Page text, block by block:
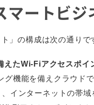
ートビジ
」の構成は次の通りで
たWi-Fiアクセスポイ
グ機能を備えクラウ
インターネットの帯